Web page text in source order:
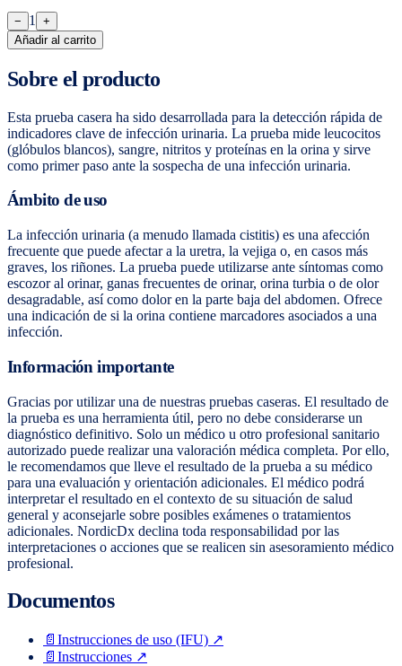
− 1
+
Añadir al carrito
Sobre el producto
Esta prueba casera ha sido desarrollada para la detección rápida de
indicadores clave de infección urinaria. La prueba mide leucocitos
(glóbulos blancos), sangre, nitritos y proteínas en la orina y sirve
como primer paso ante la sospecha de una infección urinaria.
Ámbito de uso
La infección urinaria (a menudo llamada cistitis) es una afección
frecuente que puede afectar a la uretra, la vejiga o, en casos más
graves, los riñones. La prueba puede utilizarse ante síntomas como
escozor al orinar, ganas frecuentes de orinar, orina turbia o de olor
desagradable, así como dolor en la parte baja del abdomen. Ofrece
una indicación de si la orina contiene marcadores asociados a una
infección.
Información importante
Gracias por utilizar una de nuestras pruebas caseras. El resultado de
la prueba es una herramienta útil, pero no debe considerarse un
diagnóstico definitivo. Solo un médico u otro profesional sanitario
autorizado puede realizar una valoración médica completa. Por ello,
le recomendamos que lleve el resultado de la prueba a su médico
para una evaluación y orientación adicionales. El médico podrá
interpretar el resultado en el contexto de su situación de salud
general y aconsejarle sobre posibles exámenes o tratamientos
adicionales. NordicDx declina toda responsabilidad por las
interpretaciones o acciones que se realicen sin asesoramiento médico
profesional.
Documentos
📄 Instrucciones de uso (IFU) ↗
📄 Instrucciones ↗